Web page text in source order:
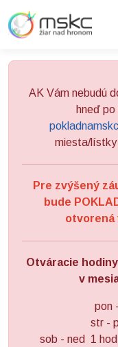
AK Vám nebudú
hneď
miesta/lístky
Pre zvýšený
bude
otvorená
Otváracie
v
pon
str -
sob - ned 1